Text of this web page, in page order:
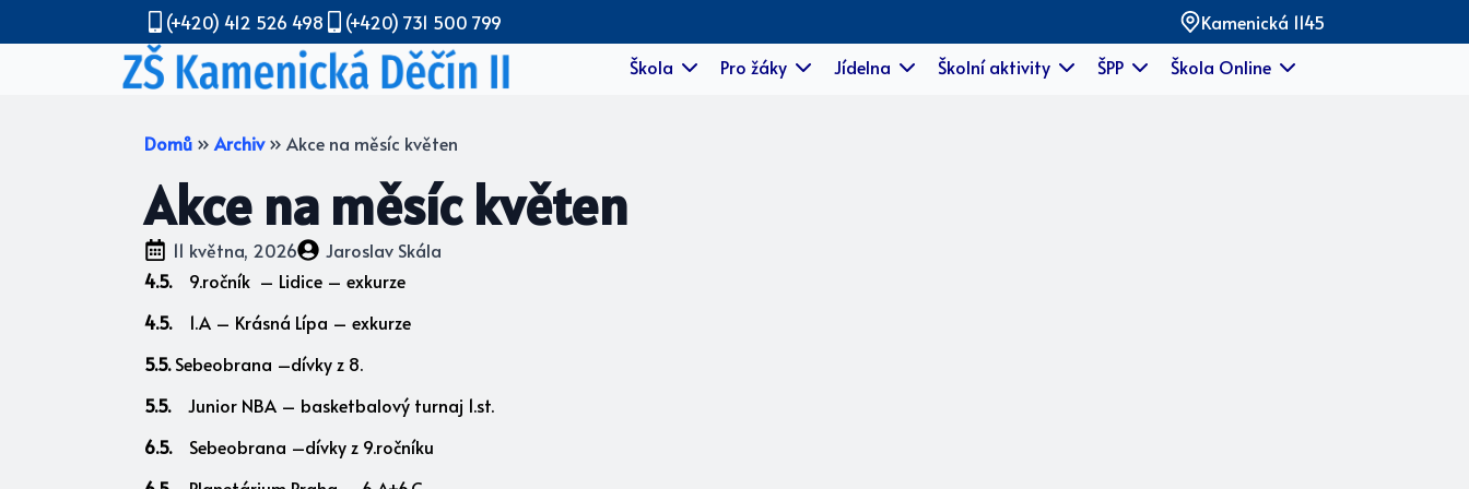
(+420) 412 526 498 (+420) 731 500 799
Kamenická 1145
Škola
Pro žáky Jídelna Školní aktivity ŠPP Škola Online
Domů » Archiv » Akce na měsíc květen
Akce na měsíc květen
11 května, 2026
Jaroslav Skála
4.5. 9.ročník – Lidice – exkurze
4.5.1.A – Krásná Lípa – exkurze
5.5.Sebeobrana –dívky z 8.
5.5. Junior NBA – basketbalový turnaj 1.st.
6.5.Sebeobrana –dívky z 9.ročníku